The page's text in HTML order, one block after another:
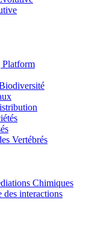
Vertébrés
Chimiques
des interactions